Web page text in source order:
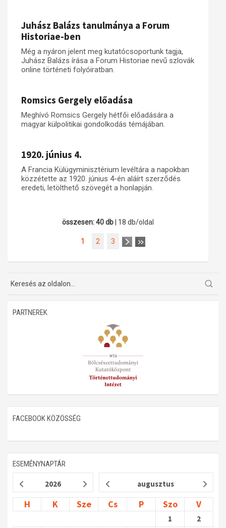
Juhász Balázs tanulmánya a Forum
Historiae-ben
Még a nyáron jelent meg kutatócsoportunk tagja,
Juhász Balázs írása a Forum Historiae nevű szlovák
online történeti folyóiratban.
Romsics Gergely előadása
Meghívó Romsics Gergely hétfői előadására a
magyar külpolitikai gondolkodás témájában.
1920. június 4.
A Francia Külügyminisztérium levéltára a napokban
közzétette az 1920. június 4-én aláírt szerződés
eredeti, letölthető szövegét a honlapján.
összesen: 40 db | 18 db/oldal
1 2 3
PARTNEREK
FACEBOOK KÖZÖSSÉG
ESEMÉNYNAPTÁR
2026 augusztus
H K Sze Cs P Szo V
1 2